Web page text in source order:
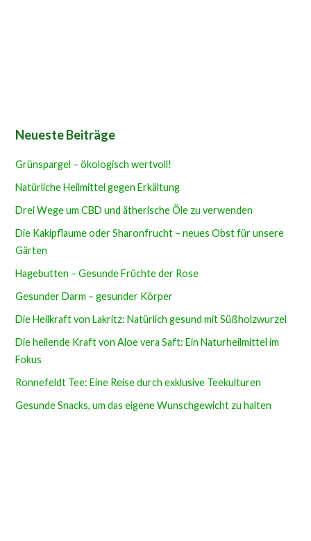
Neueste Beiträge
Grünspargel – ökologisch wertvoll!
Natürliche Heilmittel gegen Erkältung
Drei Wege um CBD und ätherische Öle zu verwenden
Die Kakipflaume oder Sharonfrucht – neues Obst für unsere
Gärten
Hagebutten – Gesunde Früchte der Rose
Gesunder Darm – gesunder Körper
Die Heilkraft von Lakritz: Natürlich gesund mit Süßholzwurzel
Die heilende Kraft von Aloe vera Saft: Ein Naturheilmittel im
Fokus
Ronnefeldt Tee: Eine Reise durch exklusive Teekulturen
Gesunde Snacks, um das eigene Wunschgewicht zu halten